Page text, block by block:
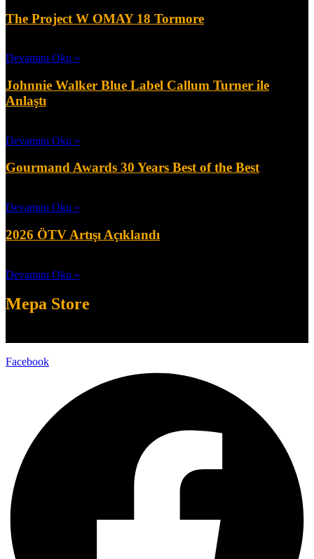
The Project W OMAY 18 Tormore
Devamını Oku »
Johnnie Walker Blue Label Callum Turner ile
Anlaştı
Devamını Oku »
Gourmand Awards 30 Years Best of the Best
Devamını Oku »
2026 ÖTV Artışı Açıklandı
Devamını Oku »
Mepa Store
Facebook